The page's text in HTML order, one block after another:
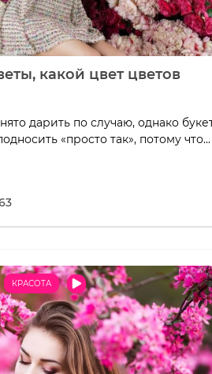
какой цвет цветов
дарить по случаю, однако
«просто так», потому что...
КРАСОТА